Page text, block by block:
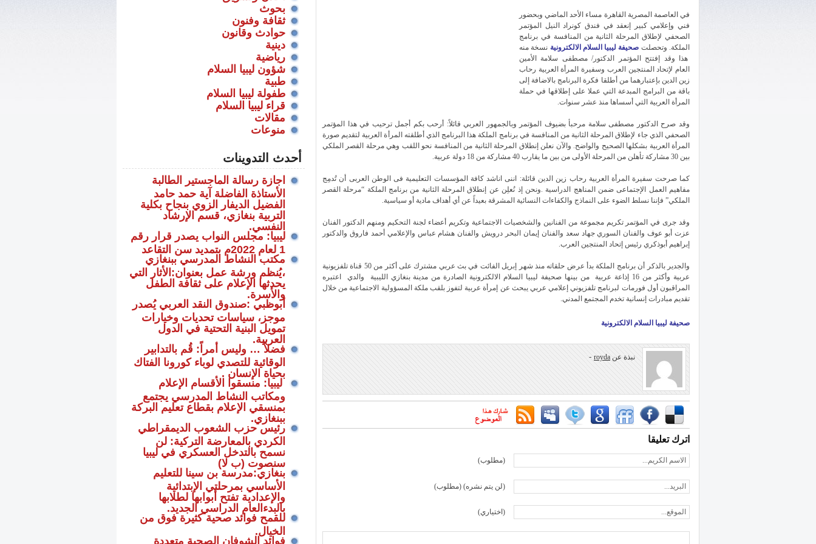
بحوث
ثقافة وفنون
حوادث وقانون
دينية
رياضية
شؤون ليبيا السلام
طبية
طفولة ليبيا السلام
قراء ليبيا السلام
مقالات
منوعات
أحدث التدوينات
اجازة رسالة الماجستير الطالبة
الأستاذة الفاضلة آية حمد حامد
الفضيل الديفار الزوي بنجاح بكلية
التربية بنغازي، قسم الإرشاد
النفسي.
ليبيا: مجلس النواب يصدر قرار رقم
1 لعام 2022م بتمديد سن التقاعد
مكتب النشاط المدرسي ببنغازي
،يُنظم ورشة عمل بعنوان:الأثار التي
يحدثها الإعلام على ثقافة الطفل
والأسرة.
أبوظبي :صندوق النقد العربي يُصدر
موجز، سياسات تحديات وخيارات
تمويل البنية التحتية في الدول
العربية.
فضلاً … وليس أمراً: قُم بالتدابير
الوقائية للتصدي لوباء كورونا الفتاك
بحياة الإنسان .
ليبيا: منسقوا الأقسام الإعلام
ومكاتب النشاط المدرسي يجتمع
بمنسقي الإعلام بقطاع تعليم البركة
ببنغازي.
رئيس حزب الشعوب الديمقراطي
الكردي بالمعارضة التركية: لن
نسمح بالتدخل العسكري في ليبيا
سنصوت (ب لا)
بنغازي:مدرسة بن سينا للتعليم
الأساسي بمرحلتي الإبتدائية
والإعدادية تفتح أبوابها لطلابها
بالبدءالعام الدراسي الجديد.
للقمح فوائد صحية كثيرة فوق من
الخيال.
فوائد الشوفان الصحية متعددة
في العاصمة المصرية القاهرة مساء الأحد الماضي وبحضور
فني وإعلامي كبير إنعقد في فندق كونراد النيل المؤتمر
الصحفي لإطلاق المرحلة الثانية من المنافسة في برنامج
الملكة. وتحصلت صحيفة ليبيا السلام الالكترونية نسخة منه
هذا وقد إفتتح المؤتمر الدكتور/ مصطفى سلامة الأمين
العام لإتحاد المنتجين العرب وسفيرة المرأة العربية رحاب
زين الدين بإعتبارهما من أطلقا فكرة البرنامج بالاضافة إلى
باقة من البرامج المبدعة التي عملا على إطلاقها في حملة
المرأة العربية التي أسساها منذ عشر سنوات.
وقد صرح الدكتور مصطفى سلامة مرحبأ بضيوف المؤتمر وبالجمهور العربي قائلاً: أرحب بكم أجمل ترحيب في هذا المؤتمر
الصحفي الذي جاء لإطلاق المرحلة الثانية من المنافسة في برنامج الملكة هذا البرنامج الذي أطلقته المرأة العربية لتقديم صورة
المرأة العربية بشكلها الصحيح والواضح. والآن نعلن إنطلاق المرحلة الثانية من المنافسة نحو اللقب وهي مرحلة القصر الملكي
بين 30 مشاركة تأهلن من المرحلة الأولى من بين ما يقارب 40 مشاركة من 18 دولة عربية.
كما صرحت سفيرة المرأة العربية رحاب زين الدين قائلة: اننى اناشد كافة المؤسسات التعليمية فى الوطن العربى أن تُدمِج
مفاهيم العمل الإجتماعى ضمن المناهج الدراسية .ونحن إذ نُعلِن عن إنطلاق المرحلة الثانية من برنامج الملكة “مرحلة القصر
الملكي” فإننا نسلط الضوء على النماذج والكفاءات النسائية المشرقة بعيداً عن أي أهداف مادية أو سياسية.
وقد جرى في المؤتمر تكريم مجموعة من الفنانين والشخصيات الاجتماعية وتكريم أعضاء لجنة التحكيم ومنهم الدكتور الفنان
عزت أبو عوف والفنان السوري جهاد سعد والفنان إيمان البحر درويش والفنان هشام عباس والإعلامي أحمد فاروق والدكتور
إبراهيم أبوذكري رئيس إتحاد المنتجين العرب.
والجدير بالذكر أن برنامج الملكة بدأ عرض حلقاته منذ شهر إبريل الفائت في بث عربي مشترك على أكثر من 50 قناة تلفزيونية
عربية وأكثر من 16 إذاعة عربية من بينها صحيفة ليبيا السلام الالكترونية الصادرة من مدينة بنغازي الليبية والدي اعتبره
المراقبون أول فورمات لبرنامج تلفزيوني إعلامي عربي يبحث عن إمرأة عربية لتفوز بلقب ملكة المسؤولية الاجتماعية من خلال
تقديم مبادرات إنسانية تخدم المجتمع المدني.
صحيفة ليبيا السلام الالكترونية
نبذة عن royda
-
اترك تعليقا
(مطلوب)
(لن يتم نشره) (مطلوب)
(اختياري)